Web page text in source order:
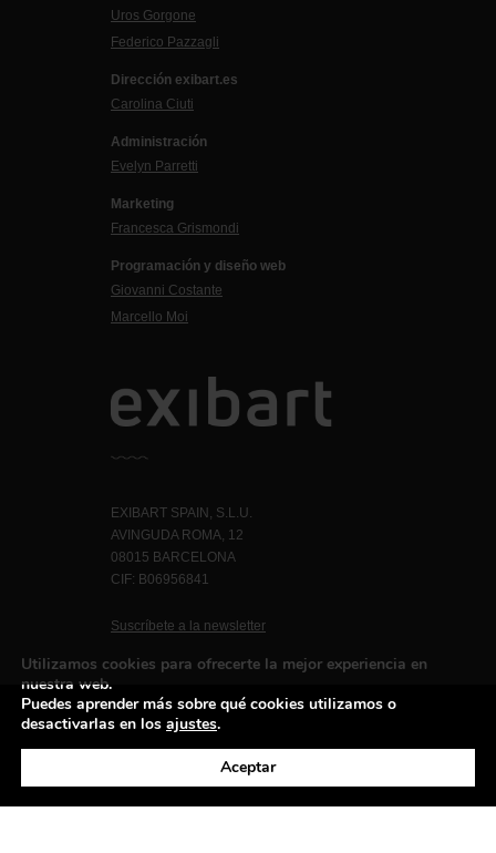
Uros Gorgone
Federico Pazzagli
Dirección exibart.es
Carolina Ciuti
Administración
Evelyn Parretti
Marketing
Francesca Grismondi
Programación y diseño web
Giovanni Costante
Marcello Moi
EXIBART SPAIN, S.L.U.
AVINGUDA ROMA, 12
08015 BARCELONA
CIF: B06956841
Suscríbete a la newsletter
Política de privacidad
Utilizamos cookies para ofrecerte la mejor experiencia en
nuestra web.
Puedes aprender más sobre qué cookies utilizamos o
desactivarlas en los ajustes.
Aceptar